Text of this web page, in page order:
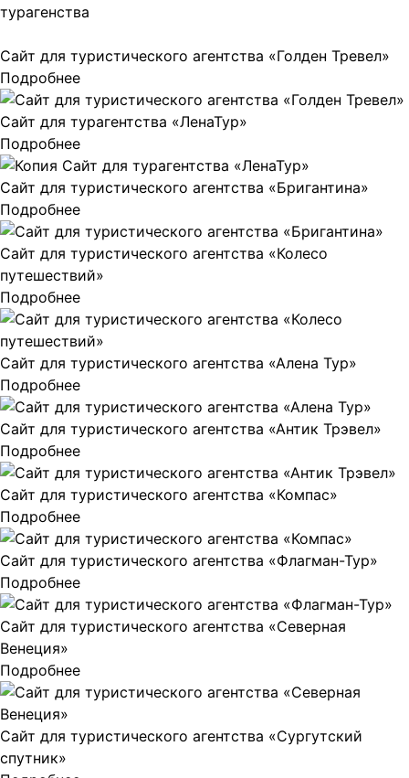
турагенства
Сайт для туристического агентства «Голден Тревел»
Подробнее
Сайт для турагентства «ЛенаТур»
Подробнее
Сайт для туристического агентства «Бригантина»
Подробнее
Сайт для туристического агентства «Колесо
путешествий»
Подробнее
Сайт для туристического агентства «Алена Тур»
Подробнее
Сайт для туристического агентства «Антик Трэвел»
Подробнее
Сайт для туристического агентства «Компас»
Подробнее
Сайт для туристического агентства «Флагман-Тур»
Подробнее
Сайт для туристического агентства «Северная
Венеция»
Подробнее
Сайт для туристического агентства «Сургутский
спутник»